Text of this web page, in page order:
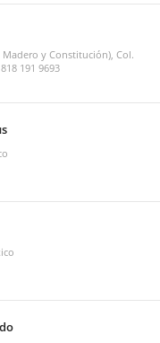
y Constitución), Col.
191 9693